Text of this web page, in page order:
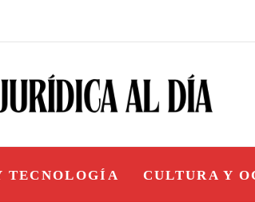
TECNOLOGÍA CULTURA Y